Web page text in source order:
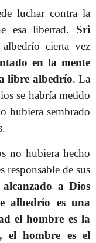
luchar contra la
esa libertad. Sri
cierta vez
en la mente
libre albedrío. La
se habría metido
hubiera sembrado
no hubiera hecho
responsable de sus
a Dios
albedrío es una
el hombre es la
el hombre es el